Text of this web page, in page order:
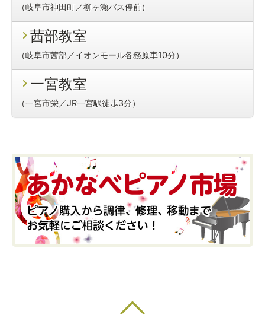
（岐阜市神田町／柳ヶ瀬バス停前）
茜部教室
（岐阜市茜部／イオンモール各務原車10分）
一宮教室
（一宮市栄／JR一宮駅徒歩3分）